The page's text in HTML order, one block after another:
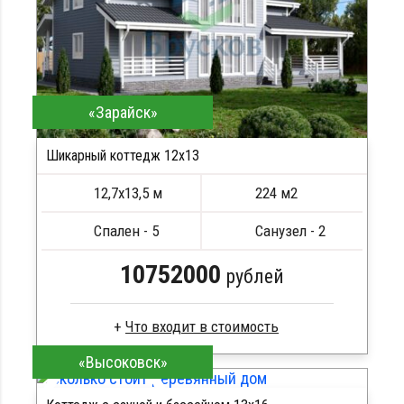
«Зарайск»
Шикарный коттедж 12х13
12,7х13,5 м 224 м2
Спален - 5 Санузел - 2
10752000 рублей
Профилированный брус
Стропила, балки 50х200 мм
«Высоковск»